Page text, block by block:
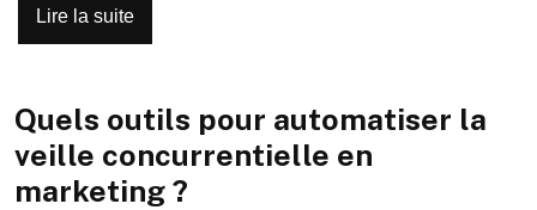
Lire la suite
Quels outils pour automatiser la
veille concurrentielle en
marketing ?